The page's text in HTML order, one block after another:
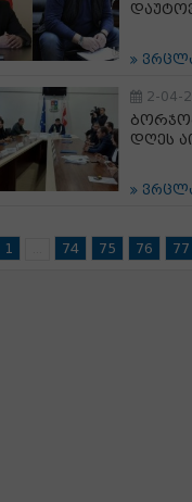
2-04-
დღეს
1 74 75 76 77